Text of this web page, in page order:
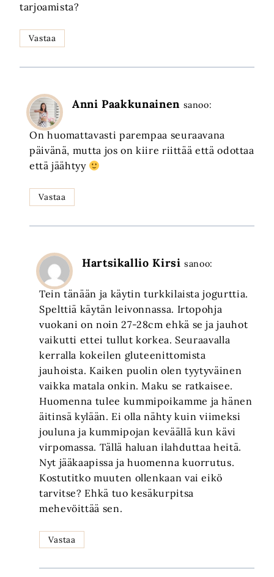
tarjoamista?
Vastaa
Anni Paakkunainen sanoo:
On huomattavasti parempaa seuraavana
päivänä, mutta jos on kiire riittää että odottaa
että jäähtyy
Vastaa
Hartsikallio Kirsi sanoo:
Tein tänään ja käytin turkkilaista jogurttia.
Spelttiä käytän leivonnassa. Irtopohja
vuokani on noin 27-28cm ehkä se ja jauhot
vaikutti ettei tullut korkea. Seuraavalla
kerralla kokeilen gluteenittomista
jauhoista. Kaiken puolin olen tyytyväinen
vaikka matala onkin. Maku se ratkaisee.
Huomenna tulee kummipoikamme ja hänen
äitinsä kylään. Ei olla nähty kuin viimeksi
jouluna ja kummipojan keväällä kun kävi
virpomassa. Tällä haluan ilahduttaa heitä.
Nyt jääkaapissa ja huomenna kuorrutus.
Kostutitko muuten ollenkaan vai eikö
tarvitse? Ehkä tuo kesäkurpitsa
mehevöittää sen.
Vastaa